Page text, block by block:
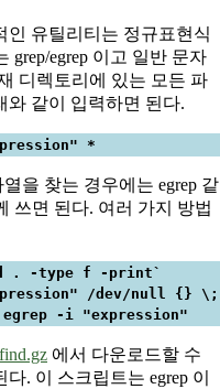
인 유틸리티는 정규표현식
grep/egrep 이고 일반 문자
디렉토리에 있는 모든 파
와 같이 입력하면 된다.
*
을 찾는 경우에는 egrep 같
쓰면 된다. 여러 가지 방법
. -type f -print`
/dev/null {} \;
-i "expression"
에서 다운로드할 수
. 이 스크립트는 egrep 이